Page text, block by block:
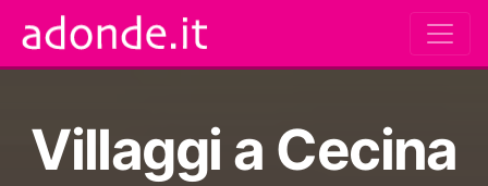
Villaggi a Cecina